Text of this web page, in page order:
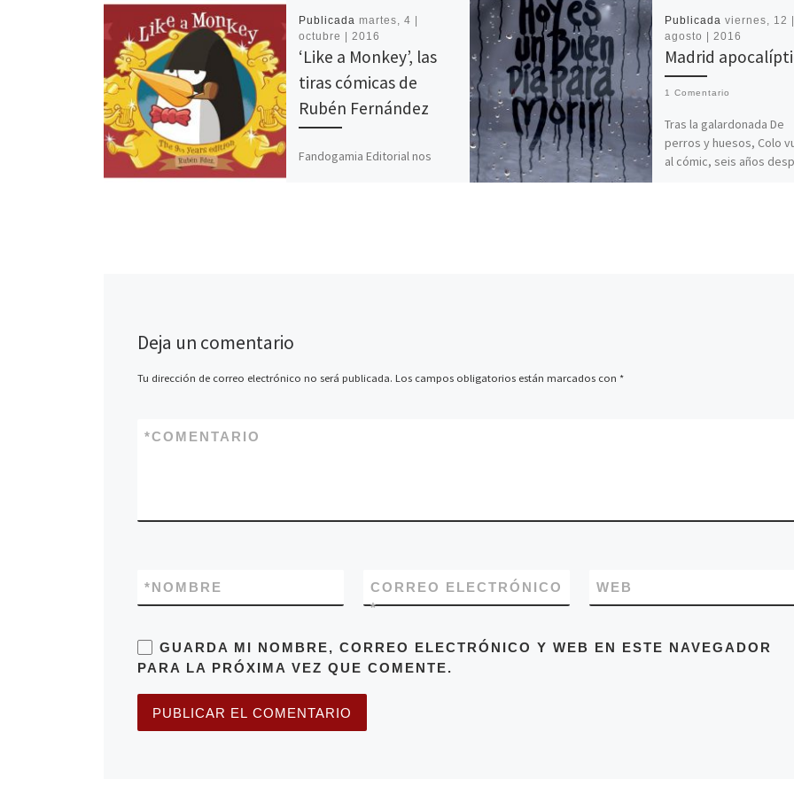
Publicadamartes, 4 |
octubre | 2016
‘Like a Monkey’, las
tiras cómicas de
Rubén Fernández
Fandogamia Editorial nos
Publicada viernes, 12 |
agosto | 2016
Madrid
1 Comentario
Tras la galardonada De
perros y huesos, Colo
al cómic, seis años
Deja un comentario
Tu dirección de correo electrónico no será publicada. Los campos obligatorios están marcados con *
COMENTARIO
*
NOMBRE
*
CORREO ELECTRÓNICO
*
WEB
GUARDA MI NOMBRE, CORREO ELECTRÓNICO Y WEB EN ESTE NAVEGADOR
PARA LA PRÓXIMA VEZ QUE COMENTE.